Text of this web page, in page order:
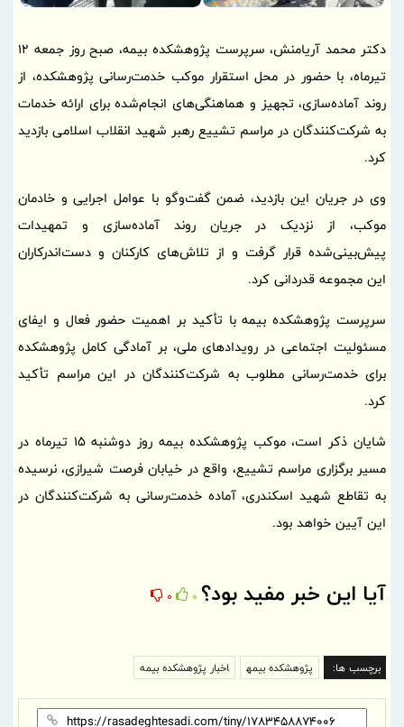
دکتر محمد آریامنش، سرپرست پژوهشکده بیمه، صبح روز جمعه 12
تیرماه، با حضور در محل استقرار موکب خدمت‌رسانی پژوهشکده، از
روند آماده‌سازی، تجهیز و هماهنگی‌های انجام‌شده برای ارائه خدمات
به شرکت‌کنندگان در مراسم تشییع رهبر شهید انقلاب اسلامی بازدید
کرد.
وی در جریان این بازدید، ضمن گفت‌وگو با عوامل اجرایی و خادمان
موکب، از نزدیک در جریان روند آماده‌سازی و تمهیدات
پیش‌بینی‌شده قرار گرفت و از تلاش‌های کارکنان و دست‌اندرکاران
این مجموعه قدردانی کرد.
سرپرست پژوهشکده بیمه با تأکید بر اهمیت حضور فعال و ایفای
مسئولیت اجتماعی در رویدادهای ملی، بر آمادگی کامل پژوهشکده
برای خدمت‌رسانی مطلوب به شرکت‌کنندگان در این مراسم تأکید
کرد.
شایان ذکر است، موکب پژوهشکده بیمه روز دوشنبه 15 تیرماه در
مسیر برگزاری مراسم تشییع، واقع در خیابان فرصت شیرازی، نرسیده
به تقاطع شهید اسکندری، آماده خدمت‌رسانی به شرکت‌کنندگان در
این آیین خواهد بود.
آیا این خبر مفید بود؟ 0
0
برچسب ها: پژوهشكده بیمه اخبار پژوهشكده بیمه